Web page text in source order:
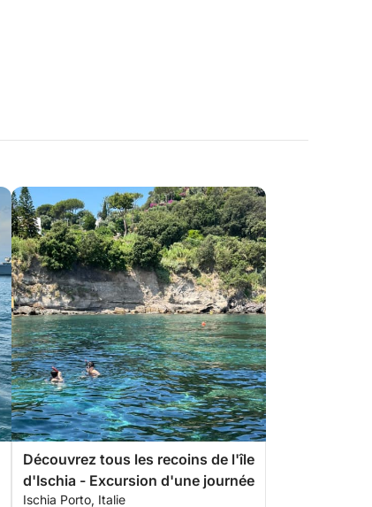
Découvrez tous les recoins de l'île
d'Ischia - Excursion d'une journée
Ischia Porto, Italie